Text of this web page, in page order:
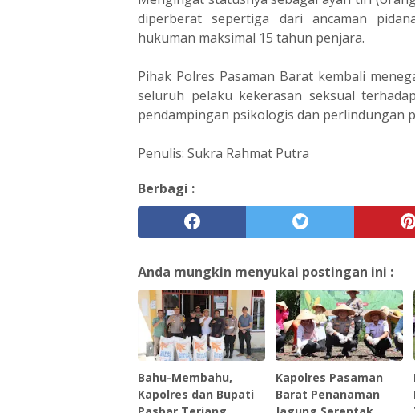
diperberat sepertiga dari ancaman
hukuman maksimal 15 tahun penjara.
Pihak Polres Pasaman Barat kembali
seluruh pelaku kekerasan seksual
pendampingan psikologis dan perlindungan
Penulis: Sukra Rahmat Putra
Berbagi :
Anda mungkin menyukai postingan ini :
Bahu-Membahu,
Kapolres dan Bupati
Kapolres Pasaman
Barat Penanaman